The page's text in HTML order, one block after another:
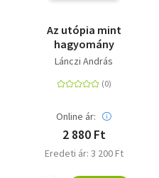
Az utópia mint
hagyomány
Lánczi András
Online ár:
2 880 Ft
Eredeti ár: 3 200 Ft